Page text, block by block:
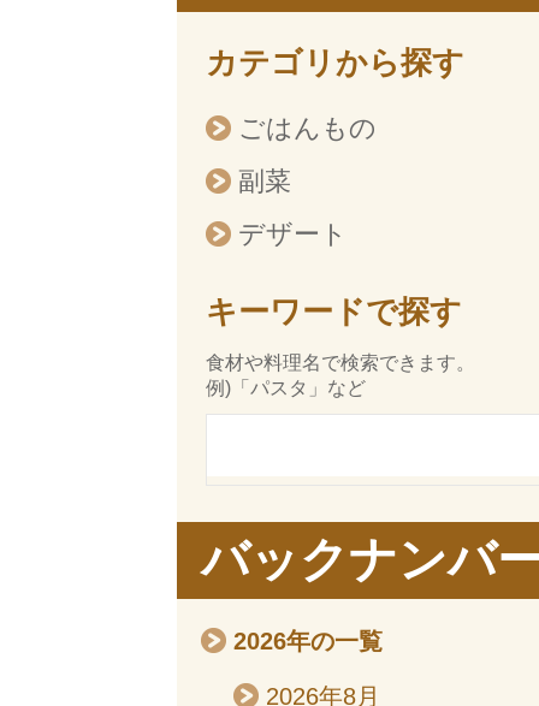
カテゴリから探す
ごはんもの
副菜
デザート
キーワードで探す
食材や料理名で検索できます。
例)「パスタ」など
バックナンバ
2026年の一覧
2026年8月